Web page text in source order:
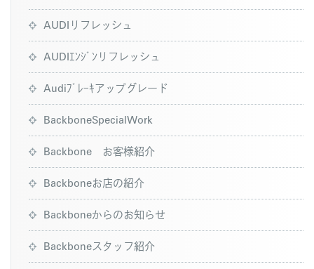
AUDIリフレッシュ
AUDIｴﾝｼﾞﾝリフレッシュ
Audiﾌﾞﾚｰｷアップグレード
BackboneSpecialWork
Backbone お客様紹介
Backboneお店の紹介
Backboneからのお知らせ
Backboneスタッフ紹介